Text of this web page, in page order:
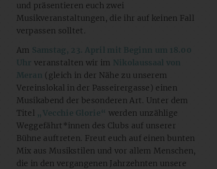
und präsentieren euch zwei
Musikveranstaltungen, die ihr auf keinen Fall
verpassen solltet.
Am Samstag, 23. April mit Beginn um 18.00
Uhr veranstalten wir im Nikolaussaal von
Meran (gleich in der Nähe zu unserem
Vereinslokal in der Passeirergasse) einen
Musikabend der besonderen Art. Unter dem
Titel „Vecchie Glorie“ werden unzählige
Weggefährt*innen des Clubs auf unserer
Bühne auftreten. Freut euch auf einen bunten
Mix aus Musikstilen und vor allem Menschen,
die in den vergangenen Jahrzehnten unsere